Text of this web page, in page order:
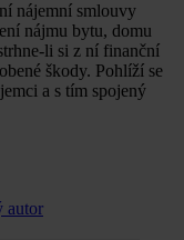
nájemní smlouvy
nájmu bytu, domu
li si z ní finanční
škody. Pohlíží se
a s tím spojený
autor